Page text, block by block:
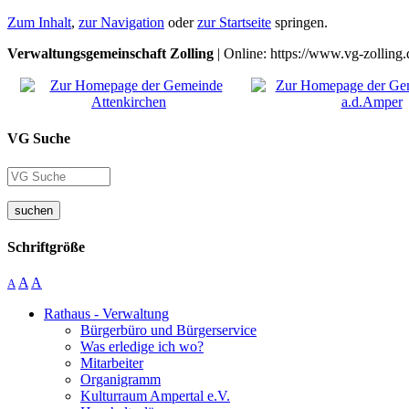
Zum Inhalt, zur Navigation oderzur Startseite springen.
Verwaltungsgemeinschaft Zolling | Online: https://www.vg-
VG Suche
suchen
Schriftgröße
A A A
Rathaus - Verwaltung
Bürgerbüro und Bürgerservice
Was erledige ich wo?
Mitarbeiter
Organigramm
Kulturraum Ampertal e.V.